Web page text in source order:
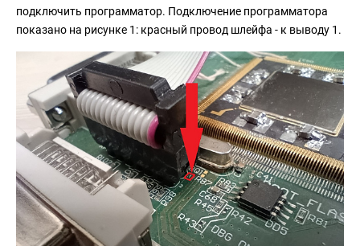
подключить программатор. Подключение программатора
показано на рисунке 1: красный провод шлейфа - к выводу 1.